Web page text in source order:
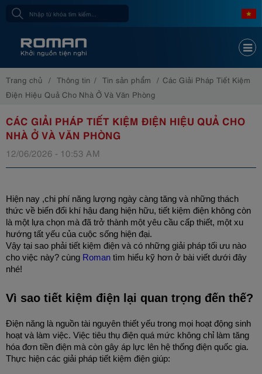
Trang chủ Thông tin Tin sản phẩm
Các Giải Pháp Tiết Kiệm
Điện Hiệu Quả Cho Nhà Ở Và Văn Phòng
CÁC GIẢI PHÁP TIẾT KIỆM ĐIỆN HIỆU QUẢ CHO
NHÀ Ở VÀ VĂN PHÒNG
12/06/2026 - 10:53 AM
Hiện nay ,chi phí năng lượng ngày càng tăng và những thách
thức về biến đổi khí hậu đang hiện hữu, tiết kiệm điện không còn
là một lựa chọn mà đã trở thành một yêu cầu cấp thiết, một xu
hướng tất yếu của cuộc sống hiện đại.
Vậy tại sao phải tiết kiệm điện và có những giải pháp tối ưu nào
cho việc này? cùng Roman tìm hiểu kỹ hơn ở bài viết dưới đây
nhé!
Vì sao tiết kiệm điện lại quan trọng đến thế?
Điện năng là nguồn tài nguyên thiết yếu trong mọi hoạt động sinh
hoạt và làm việc. Việc tiêu thụ điện quá mức không chỉ làm tăng
hóa đơn tiền điện mà còn gây áp lực lên hệ thống điện quốc gia.
Thực hiện các giải pháp tiết kiệm điện giúp: